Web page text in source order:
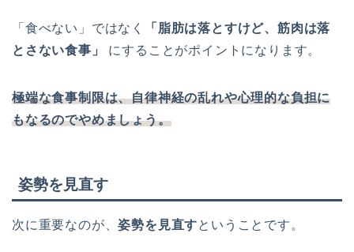
「食べない」ではなく
「脂肪は落とすけど、筋肉は落
とさない食事」
にすることがポイントになります。
極端な食事制限は、自律神経の乱れや心理的な負担に
もなるのでやめましょう。
姿勢を見直す
次に重要なのが、姿勢を見直すということです。